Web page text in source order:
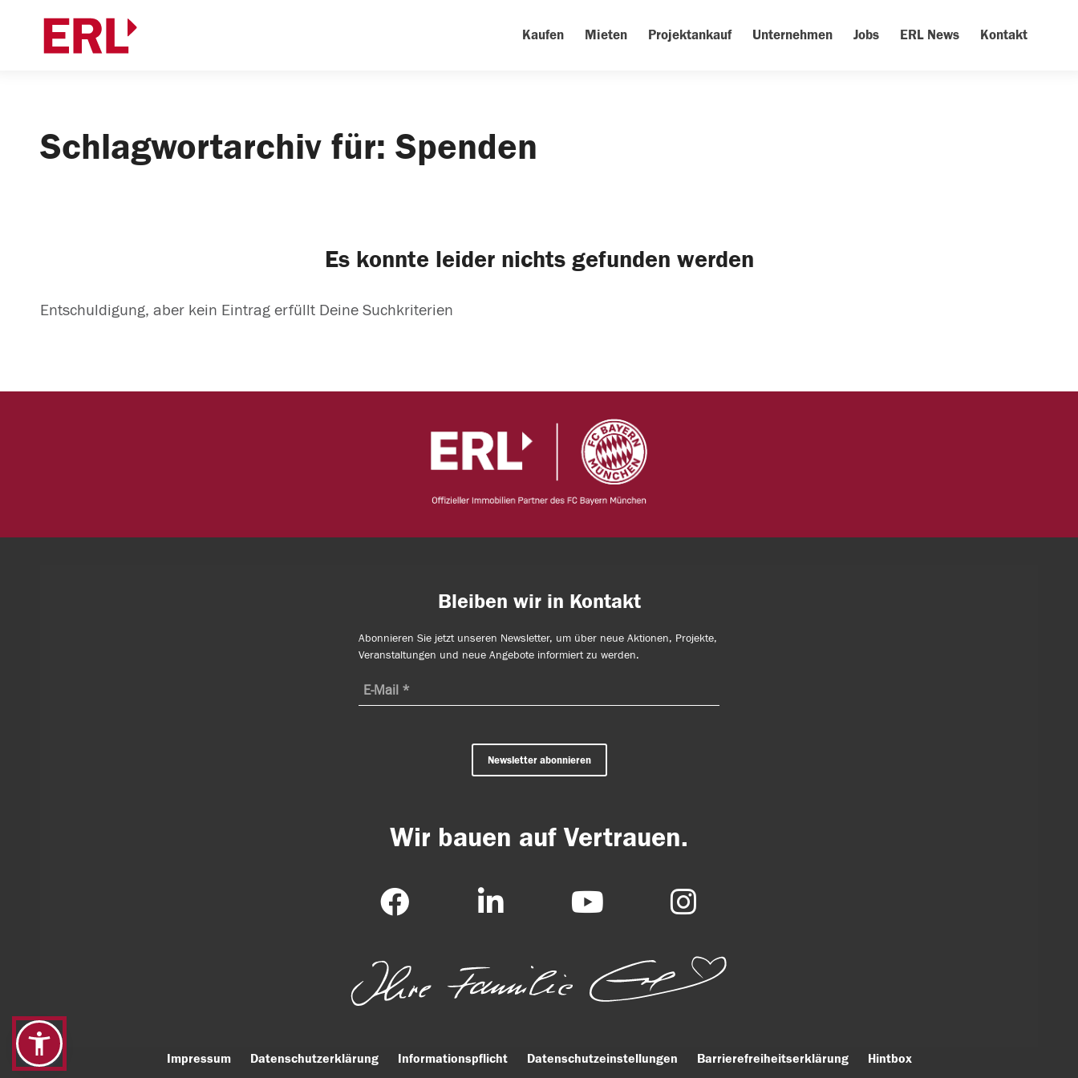
Kaufen Mieten Projektankauf Unternehmen Jobs ERL News Kontakt
Schlagwortarchiv für: Spenden
Es konnte leider nichts gefunden werden
Entschuldigung, aber kein Eintrag erfüllt Deine Suchkriterien
Bleiben wir in Kontakt
Abonnieren Sie jetzt unseren Newsletter, um über neue Aktionen, Projekte,
Veranstaltungen und neue Angebote informiert zu werden.
Newsletter abonnieren
Wir bauen auf Vertrauen.
Impressum Datenschutzerklärung Informationspflicht Datenschutzeinstellungen Barrierefreiheitserklärung Hintbox